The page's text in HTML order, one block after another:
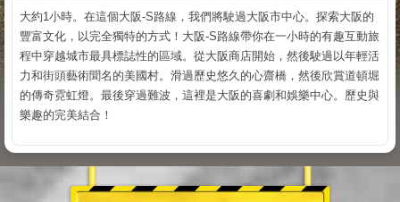
大約1小時。在這個大阪-S路線，我們將駛過大阪市中心。探索大阪的
豐富文化，以完全獨特的方式！大阪-S路線帶你在一小時的有趣互動旅
程中穿越城市最具標誌性的區域。從大阪商店開始，然後駛過以年輕活
力和街頭藝術聞名的美國村。滑過歷史悠久的心齋橋，然後欣賞道頓堀
的傳奇霓虹燈。最後穿過難波，這裡是大阪的喜劇和娛樂中心。歷史與
樂趣的完美結合！